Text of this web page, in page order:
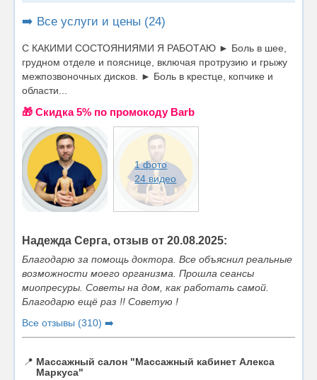
➡️ Все услуги и цены (24)
С КАКИМИ СОСТОЯНИЯМИ Я РАБОТАЮ ► Боль в шее,
грудном отделе и пояснице, включая протрузию и грыжу
межпозвоночных дисков. ► Боль в крестце, копчике и
области...
🎁 Cкидка 5% по промокоду Barb
1 фото
24 видео
Надежда Серга, отзыв от 20.08.2025:
Благодарю за помощь доктора. Все объяснил реальные
возможности моего организма. Прошла сеансы
миопресуры. Советы на дом, как работать самой.
Благодарю ещё раз !! Советую !
Все отзывы (310) ➡️
📍 Массажный салон "Массажный кабинет Алекса
Маркуса"